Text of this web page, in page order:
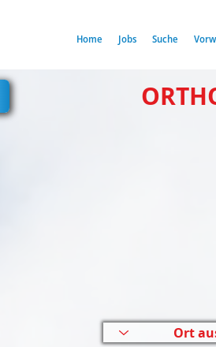
Home Jobs Suche